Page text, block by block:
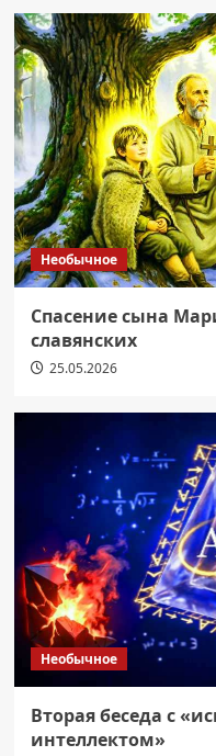
Необычное
Спасение сына
славянских
25.05.2026
Необычное
Вторая беседа с
интеллектом»